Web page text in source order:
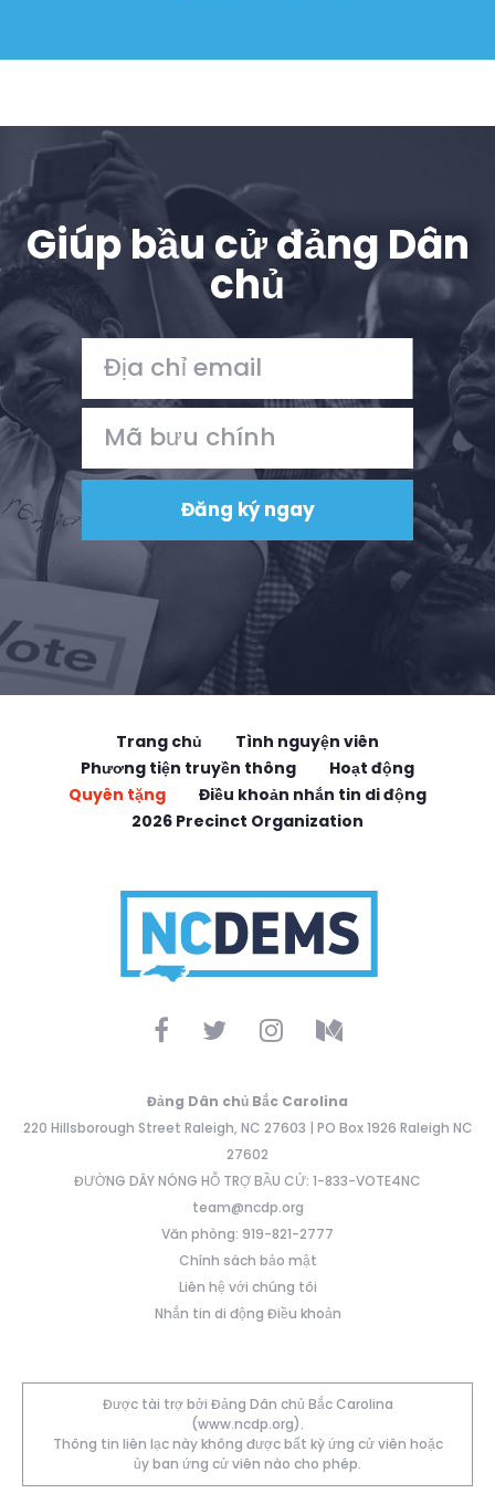
Giúp bầu cử đảng Dân
chủ
Trang chủ
Tình nguyện viên
Phương tiện truyền thông
Hoạt động
Quyên tặng
Điều khoản nhắn tin di động
2026 Precinct Organization
Đảng Dân chủ Bắc Carolina
220 Hillsborough Street Raleigh, NC 27603 | PO Box 1926 Raleigh NC
27602
ĐƯỜNG DÂY NÓNG HỖ TRỢ BẦU CỬ: 1-833-VOTE4NC
team@ncdp.org
Văn phòng: 919-821-2777
Chính sách bảo mật
Liên hệ với chúng tôi
Nhắn tin di động Điều khoản
Được tài trợ bởi Đảng Dân chủ Bắc Carolina
(www.ncdp.org).
Thông tin liên lạc này không được bất kỳ ứng cử viên hoặc
ủy ban ứng cử viên nào cho phép.